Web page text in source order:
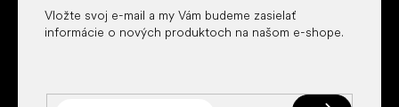
Vložte svoj e-mail a my Vám budeme zasielať
informácie o nových produktoch na našom e-shope.